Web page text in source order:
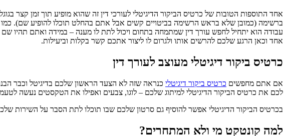
אחד התוספות הטובות של כרטיס הביקור הדיגיטלי לעורכי דין זה שהוא מופיע תוך זמן
ברשימה (כמובן שלא בראש הרשימה בביטויים קשים אבל אתם בהחלט תוכלו להופיע שם). כמו
עבודה הוא יתחיל לחפש עורך דין שמתמחה בתחום ויכול לתת לו מענה – במידה ואתם תהיו
אחד וכאן הרגע שלכם להרשים אותו ולגרום לו ליצור אתכם קשר בקלות וביעילות.
כרטיס ביקור דיגיטלי מעוצב לעורך דין
אם אתם מחפשים כרטיס ביקור דיגיטלי כנראה שזה לא הצעד הראשון שלכם בדיגיטל וכבר
לכם את כרטיס הביקור הדיגיטלי למיתוג שלכם – לוגו, צבעים ואפילו את הטקסטים נעשה
בכרטיס הביקור הדיגיטלי אפשר להוסיף גם סרטון שלכם שבו תוכלו לתת הסבר על השירות
למה קונטקט מי ולא המתחרים?